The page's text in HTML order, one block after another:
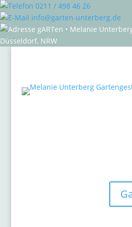
0211 / 498 46 26
info@garten-unterberg.de
gARTen • Melanie
Düsseldorf, NRW